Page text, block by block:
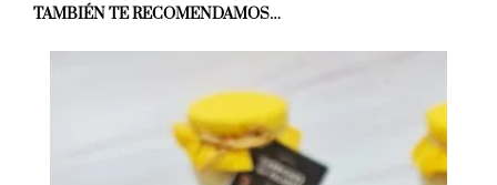
TAMBIÉN TE RECOMENDAMOS…